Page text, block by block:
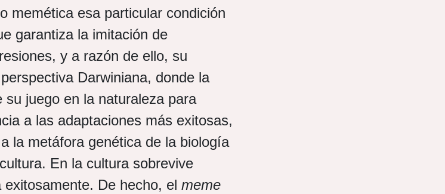
memética esa particular condición
garantiza la imitación de
y a razón de ello, su
Darwiniana, donde la
su juego en la naturaleza para
a las adaptaciones más exitosas,
la metáfora genética de la biología
En la cultura sobrevive
De hecho, el meme